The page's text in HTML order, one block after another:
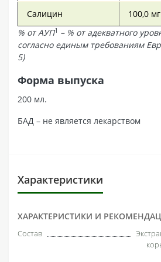
Салицин 100,0 мг
% от АУП1 – % от адекватного
согласно единым требованиям
5)
Форма выпуска
200 мл.
БАД – не является лекарством
Характеристики
ХАРАКТЕРИСТИКИ И
Состав